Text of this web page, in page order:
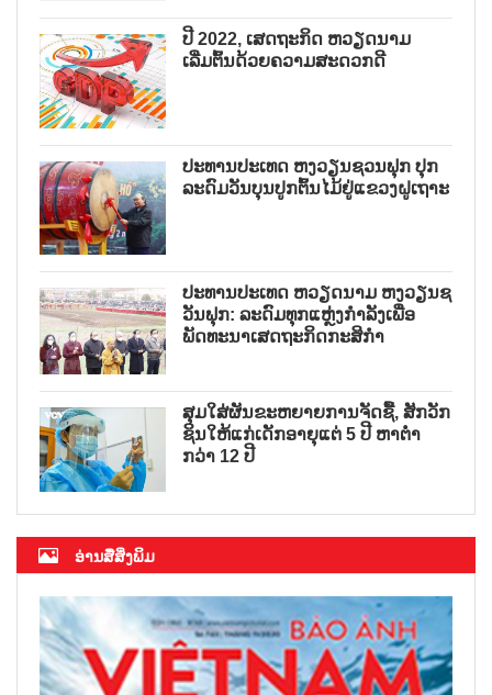
ປີ 2022, ເສດຖະກິດ ຫວຽດນາມ
ເລີ່ມຕົ້ນດ້ວຍຄວາມສະດວກດີ
ປະທານປະເທດ ຫງວຽນຊວນຟຸກ ປຸກ
ລະດົມວັນບຸນປູກຕົ້ນໄມ້ຢູ່ແຂວງຝູເຖາະ
ປະທານປະເທດ ຫວຽດນາມ ຫງວຽນຊ
ວັນຟຸກ: ລະດົມທຸກແຫຼ່ງກຳລັງເພື່ອ
ພັດທະນາເສດຖະກິດກະສິກຳ
ສຸມໃສ່ຜັນຂະຫຍາຍການຈັດຊື້, ສັກວັກ
ຊິນໃຫ້ແກ່ເດັກອາຍຸແຕ່ 5 ປີ ຫາຕ່ຳ
ກວ່າ 12 ປີ
ອ່ານສື່ສິ່ງພິມ